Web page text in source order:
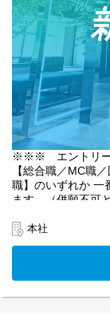
【業務内容】
プロダクトマネジ
ダクト、またはク
ト、いずれかのプ
プロダクトマネジ
く「価値仮説の定
し、フィードバッ
クトのフェーズに
込みながら時には
プロダクトマネジ
ら、プロダクトの
【具体的な業務内
・価値仮説立て、検
・戦略立案、ロー
・開発チームへ向
・リリース計画作
・プロダクトマー
▼総合職について
様々なプラットフ
サー。
そして、当社の持
ことで、前例のな
市場に新たな価値
拓く、そんな挑戦
▼配属職種例
※適性や能力に応
の可能性もありま
①クリエイターマ
活動のトータルプ
ビジネスパートナ
は、クリエイター
https://
※※※ エントリ
【総合職／MC職
職】のいずれか 一
ます。（併願不可
す。
◆◆ UUUMマーケ
業説明会 申し込
以下URLより企業
加は任意です）本
本社